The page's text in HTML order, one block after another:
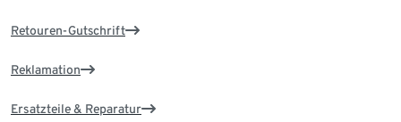
Retouren-Gutschrift
Reklamation
Ersatzteile & Reparatur